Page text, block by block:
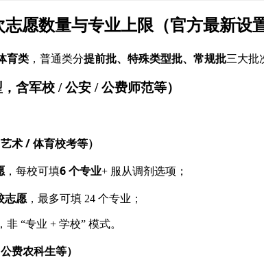
愿数量与专业上限（官方最新设置
育类 ，普通类分提前批、特殊类型批、常规批三大批
含军校 / 公安 / 公费师范等）
术 / 体育校考等）
，每校可填6 个专业+ 服从调剂选项；
志愿 ，最多可填 24 个专业；
“专业 + 学校” 模式。
费农科生等）